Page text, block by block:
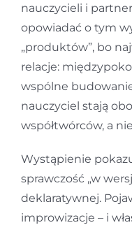
nauczycieli i
opowiadać o tym
„produktów”, bo
relacje:
wspólne
nauczyciel stają
współtwórców, a
Wystąpienie
sprawczość „w
deklaratywnej.
improwizacje – i